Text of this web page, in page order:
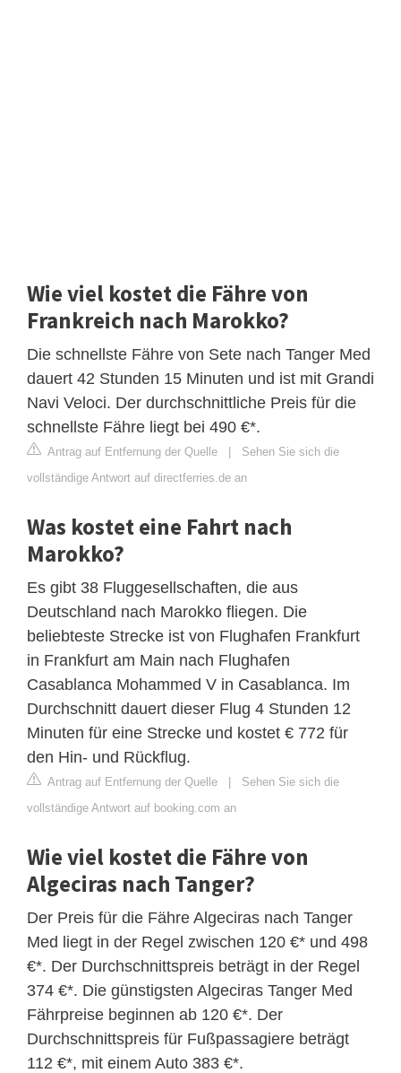
Wie viel kostet die Fähre von
Frankreich nach Marokko?
Die schnellste Fähre von Sete nach Tanger Med
dauert 42 Stunden 15 Minuten und ist mit Grandi
Navi Veloci. Der durchschnittliche Preis für die
schnellste Fähre liegt bei 490 €*.
Antrag auf Entfernung der Quelle | Sehen Sie sich die
vollständige Antwort auf directferries.de an
Was kostet eine Fahrt nach
Marokko?
Es gibt 38 Fluggesellschaften, die aus
Deutschland nach Marokko fliegen. Die
beliebteste Strecke ist von Flughafen Frankfurt
in Frankfurt am Main nach Flughafen
Casablanca Mohammed V in Casablanca. Im
Durchschnitt dauert dieser Flug 4 Stunden 12
Minuten für eine Strecke und kostet € 772 für
den Hin- und Rückflug.
Antrag auf Entfernung der Quelle | Sehen Sie sich die
vollständige Antwort auf booking.com an
Wie viel kostet die Fähre von
Algeciras nach Tanger?
Der Preis für die Fähre Algeciras nach Tanger
Med liegt in der Regel zwischen 120 €* und 498
€*. Der Durchschnittspreis beträgt in der Regel
374 €*. Die günstigsten Algeciras Tanger Med
Fährpreise beginnen ab 120 €*. Der
Durchschnittspreis für Fußpassagiere beträgt
112 €*, mit einem Auto 383 €*.